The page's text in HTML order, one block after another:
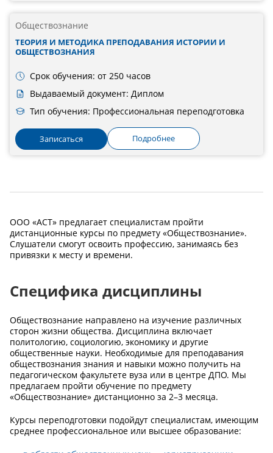
Обществознание
ТЕОРИЯ И МЕТОДИКА ПРЕПОДАВАНИЯ ИСТОРИИ И
ОБЩЕСТВОЗНАНИЯ
Срок обучения: от 250 часов
Выдаваемый документ: Диплом
Тип обучения: Профессиональная переподготовка
Записаться Подробнее
ООО «АСТ» предлагает специалистам пройти
дистанционные курсы по предмету «Обществознание».
Слушатели смогут освоить профессию, занимаясь без
привязки к месту и времени.
Специфика дисциплины
Обществознание направлено на изучение различных
сторон жизни общества. Дисциплина включает
политологию, социологию, экономику и другие
общественные науки. Необходимые для преподавания
обществознания знания и навыки можно получить на
педагогическом факультете вуза или в центре ДПО. Мы
предлагаем пройти обучение по предмету
«Обществознание» дистанционно за 2–3 месяца.
Курсы переподготовки подойдут специалистам, имеющим
среднее профессиональное или высшее образование: